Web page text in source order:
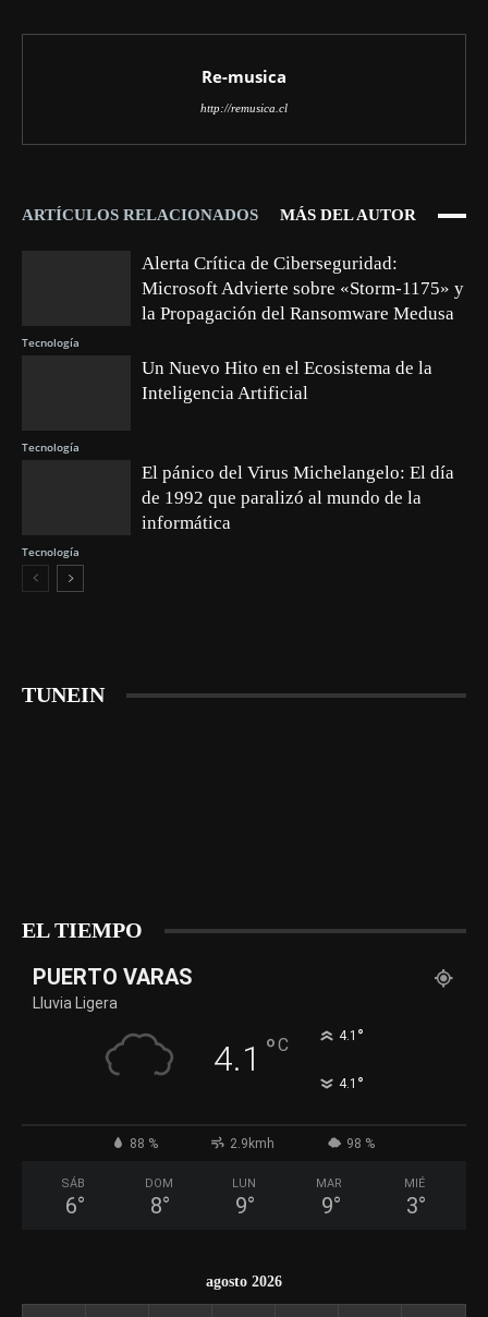
Re-musica
http://remusica.cl
ARTÍCULOS RELACIONADOS MÁS DEL AUTOR
Tecnología
Alerta Crítica de Ciberseguridad:
Microsoft Advierte sobre «Storm-1175» y
la Propagación del Ransomware Medusa
Tecnología
Un Nuevo Hito en el Ecosistema de la
Inteligencia Artificial
Tecnología
El pánico del Virus Michelangelo: El día
de 1992 que paralizó al mundo de la
informática
TUNEIN
EL TIEMPO
PUERTO VARAS
Lluvia Ligera
4.1 °C 4.1 °
4.1 °
88 % 2.9kmh 98 %
SÁB
6°
DOM
8°
LUN
9°
MAR
9°
MIÉ
3°
agosto 2026